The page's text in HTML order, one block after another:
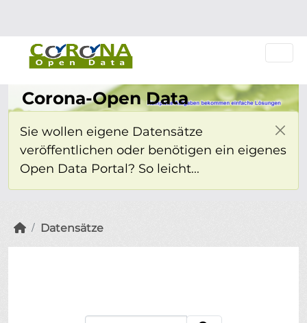
Corona-Open Data
Sie wollen eigene Datensätze
veröffentlichen oder benötigen ein eigenes
Open Data Portal? So leicht...
Datensätze